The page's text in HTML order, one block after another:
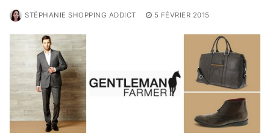
STÉPHANIE SHOPPING ADDICT 5 FÉVRIER 2015